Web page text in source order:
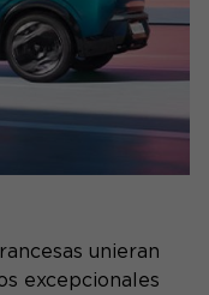
unieran
excepcionales